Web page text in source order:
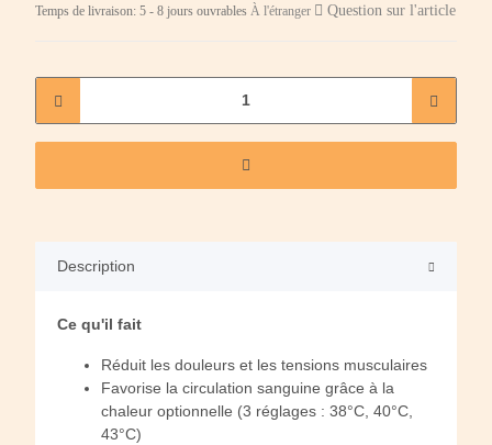
Temps de livraison: 5 - 8 jours ouvrables À l'étranger Question sur l'article
Description
Ce qu'il fait
Réduit les douleurs et les tensions musculaires
Favorise la circulation sanguine grâce à la
chaleur optionnelle (3 réglages : 38°C, 40°C,
43°C)